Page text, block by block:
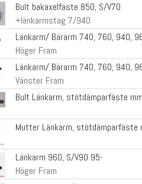
Bult bakaxelfäste 850, S/V70
+länkarmstag 7/940
Länkarm/ Bärarm 740, 760, 940,
Höger Fram
Länkarm/ Bärarm 740, 760, 940,
Vänster Fram
Bult Länkarm, stötdämparfäste
Mutter Länkarm, stötdämparfäste
Länkarm 960, S/V90 95-
Höger Fram